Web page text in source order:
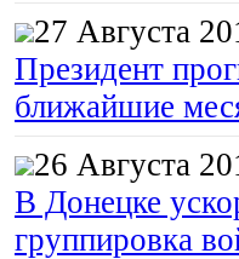
27 Августа
Президент
ближайшие
26 Августа
В Донецке
группировка